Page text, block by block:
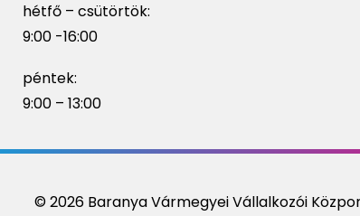
hétfő – csütörtök:
9:00 -16:00
péntek:
9:00 – 13:00
© 2026 Baranya Vármegyei Vállalkozói